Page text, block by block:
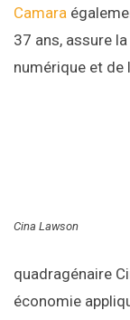
Camara
37 ans, assure
numérique et de
Cina Lawson
quadragénaire
économie